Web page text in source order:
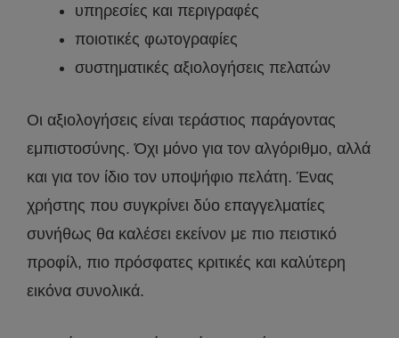
υπηρεσίες και περιγραφές
ποιοτικές φωτογραφίες
συστηματικές αξιολογήσεις πελατών
Οι αξιολογήσεις είναι τεράστιος παράγοντας
εμπιστοσύνης. Όχι μόνο για τον αλγόριθμο, αλλά
και για τον ίδιο τον υποψήφιο πελάτη. Ένας
χρήστης που συγκρίνει δύο επαγγελματίες
συνήθως θα καλέσει εκείνον με πιο πειστικό
προφίλ, πιο πρόσφατες κριτικές και καλύτερη
εικόνα συνολικά.